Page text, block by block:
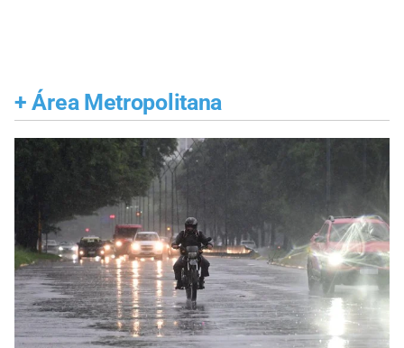
+ Área Metropolitana